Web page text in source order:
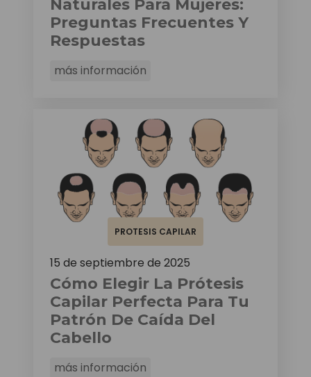
Naturales Para Mujeres:
Preguntas Frecuentes Y
Respuestas
más información
PROTESIS CAPILAR
15 de septiembre de 2025
Cómo Elegir La Prótesis
Capilar Perfecta Para Tu
Patrón De Caída Del
Cabello
más información